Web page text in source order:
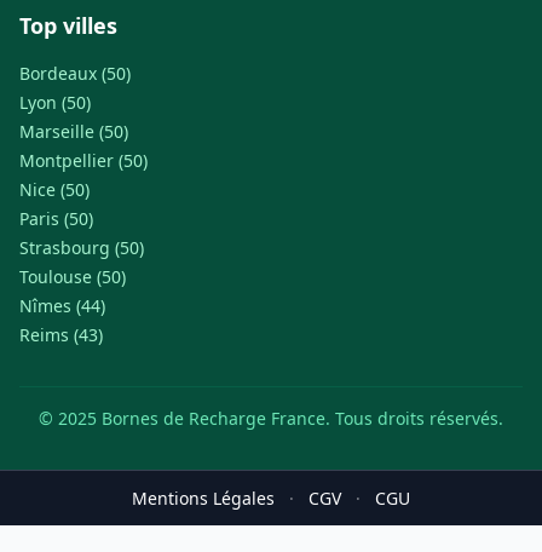
Top villes
Bordeaux (50)
Lyon (50)
Marseille (50)
Montpellier (50)
Nice (50)
Paris (50)
Strasbourg (50)
Toulouse (50)
Nîmes (44)
Reims (43)
© 2025 Bornes de Recharge France. Tous droits réservés.
Mentions Légales · CGV · CGU